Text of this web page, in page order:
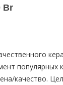
Br
популярных
качество.